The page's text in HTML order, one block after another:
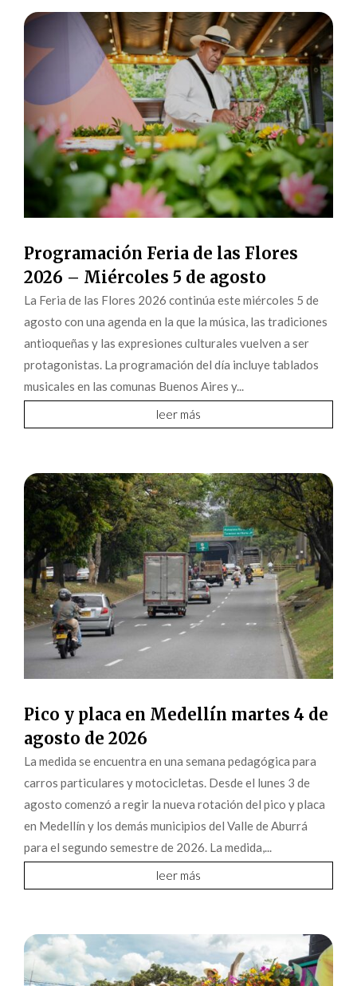
Programación Feria de las Flores
2026 – Miércoles 5 de agosto
La Feria de las Flores 2026 continúa este miércoles 5 de
agosto con una agenda en la que la música, las tradiciones
antioqueñas y las expresiones culturales vuelven a ser
protagonistas. La programación del día incluye tablados
musicales en las comunas Buenos Aires y...
leer más
Pico y placa en Medellín martes 4 de
agosto de 2026
La medida se encuentra en una semana pedagógica para
carros particulares y motocicletas. Desde el lunes 3 de
agosto comenzó a regir la nueva rotación del pico y placa
en Medellín y los demás municipios del Valle de Aburrá
para el segundo semestre de 2026. La medida,...
leer más